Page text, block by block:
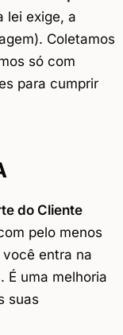
lei exige, a
Coletamos
só com
para cumprir
do Cliente
pelo menos
entra na
É uma melhoria
suas